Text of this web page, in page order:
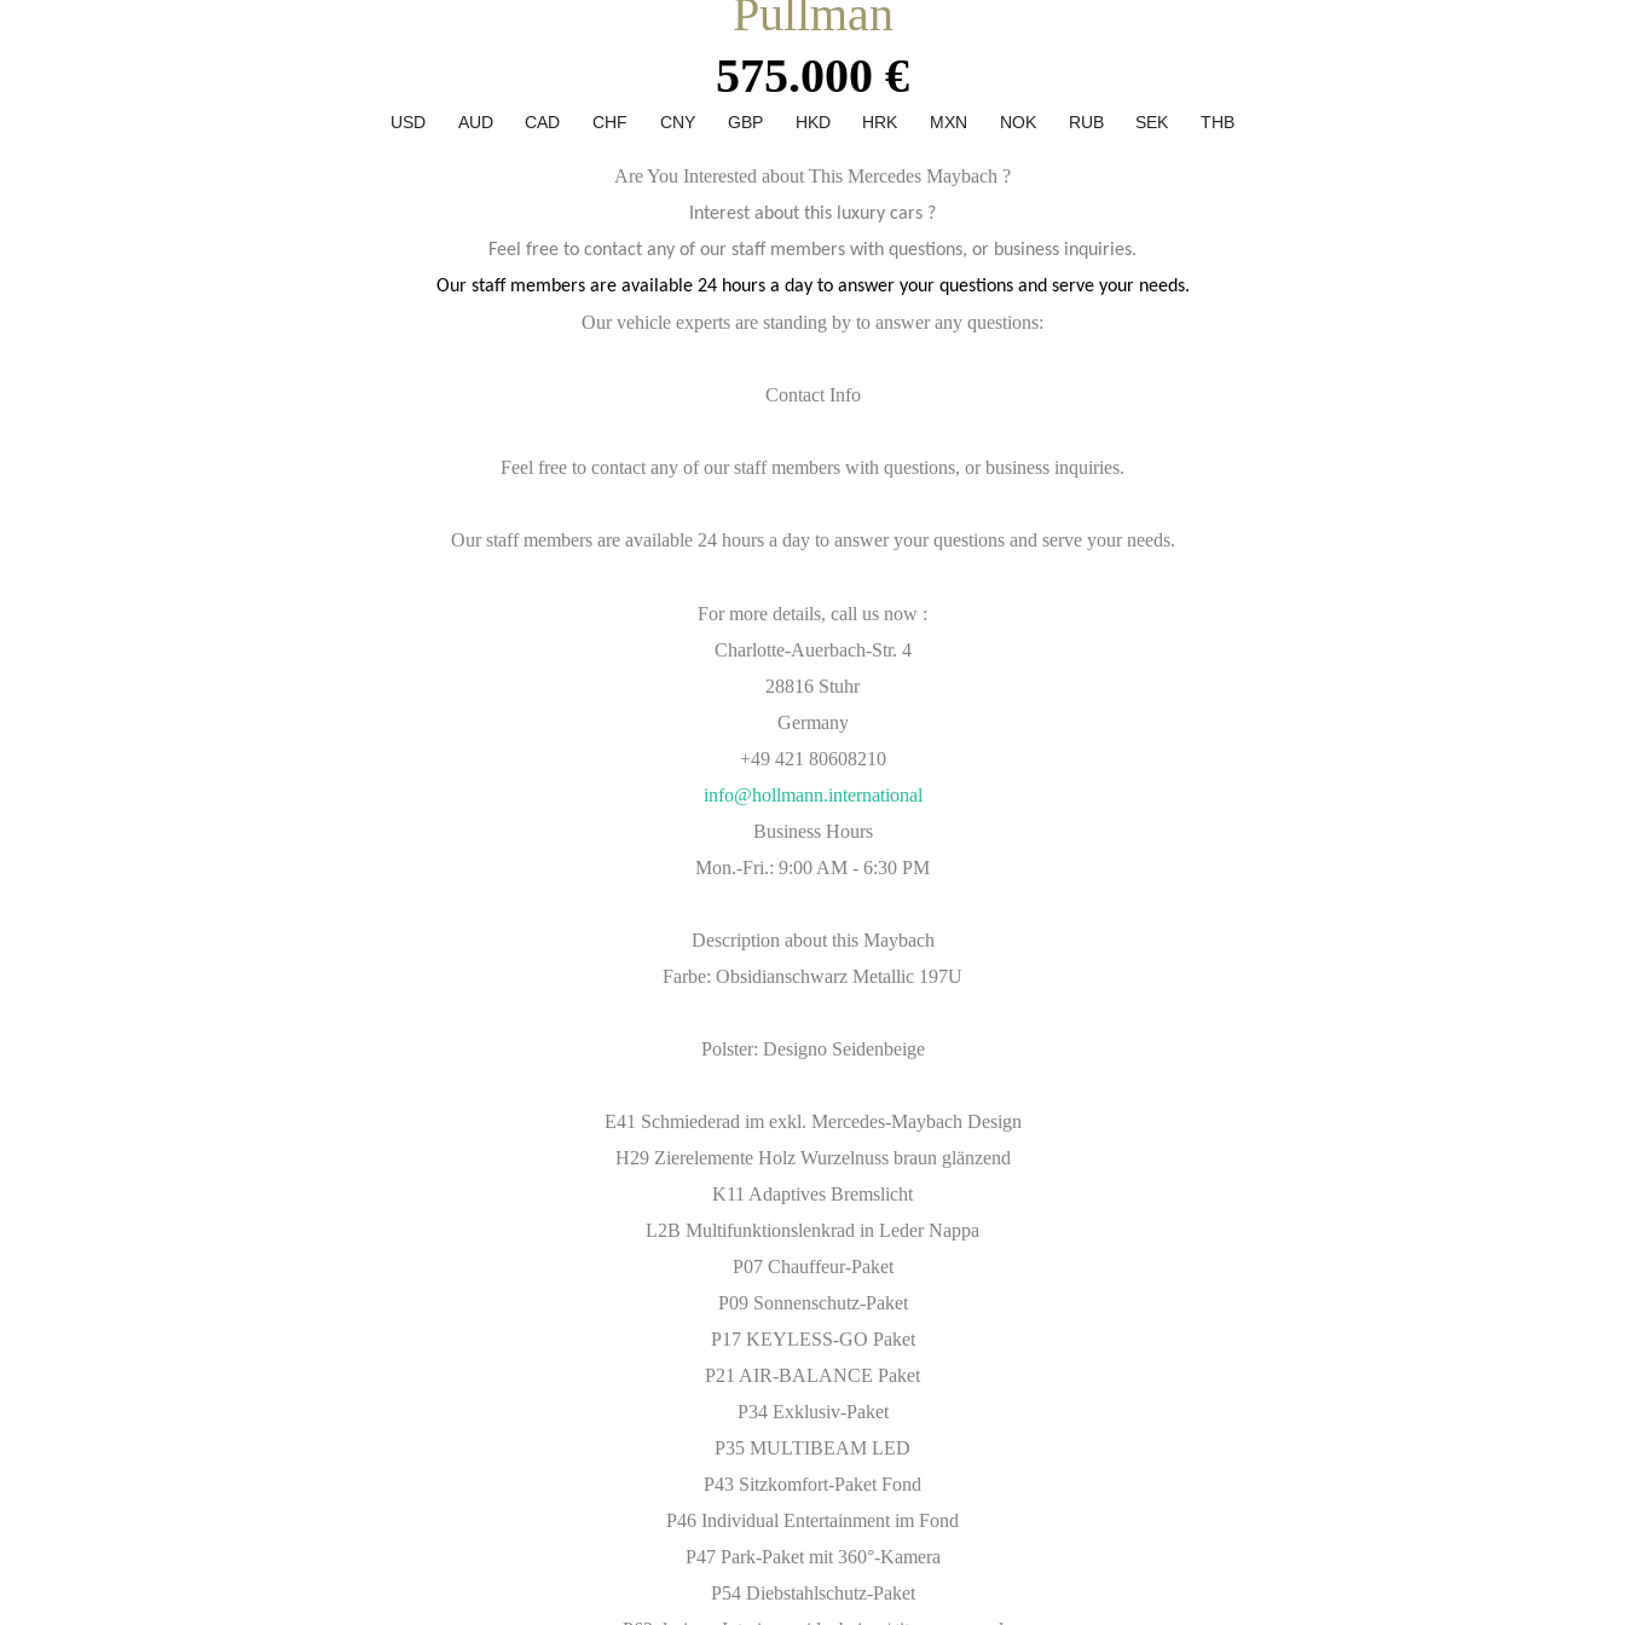
Pullman
575.000 €
USD AUD CAD CHF CNY GBP HKD HRK MXN NOK RUB SEK THB
Are You Interested about This Mercedes Maybach ?
Interest about this luxury cars ?
Feel free to contact any of our staff members with questions, or business inquiries.
Our staff members are available 24 hours a day to answer your questions and serve your needs.
Our vehicle experts are standing by to answer any questions:
Contact Info
Feel free to contact any of our staff members with questions, or business inquiries.
Our staff members are available 24 hours a day to answer your questions and serve your needs.
For more details, call us now :
Charlotte-Auerbach-Str. 4
28816 Stuhr
Germany
+49 421 80608210
info@hollmann.international
Business Hours
Mon.-Fri.: 9:00 AM - 6:30 PM
Description about this Maybach
Farbe: Obsidianschwarz Metallic 197U
Polster: Designo Seidenbeige
E41 Schmiederad im exkl. Mercedes-Maybach Design
H29 Zierelemente Holz Wurzelnuss braun glänzend
K11 Adaptives Bremslicht
L2B Multifunktionslenkrad in Leder Nappa
P07 Chauffeur-Paket
P09 Sonnenschutz-Paket
P17 KEYLESS-GO Paket
P21 AIR-BALANCE Paket
P34 Exklusiv-Paket
P35 MULTIBEAM LED
P43 Sitzkomfort-Paket Fond
P46 Individual Entertainment im Fond
P47 Park-Paket mit 360°-Kamera
P54 Diebstahlschutz-Paket